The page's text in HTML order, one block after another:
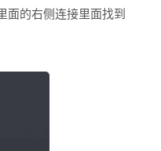
的右侧连接里面找到